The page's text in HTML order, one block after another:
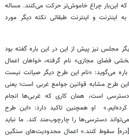
که این‌بار چراغ خاموش‌تر حرکت می‌کنند. مساله
و اینترنت طبقاتی نکته دیگر مورد
مجلس نیز پیش از این در این باره گفته بود
فضای مجازی» نام گرفته، خواهان اعمال
می‌گوید: «نام این طرح دیگر صیانت نیست
طرح مشابه قوانین جوامع غربی است؛ یعنی
است، همان کاری که غربی‌ها انجام
کرده‌ایم.» او همچنین تاکید دارد: «این طرح
دسترسی‌ها را چارچوب‌مند کند. ما نباید
سقوط کنند.» اعمال محدودیت‌های سنگین